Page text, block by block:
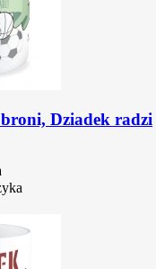
Dziadek radzi